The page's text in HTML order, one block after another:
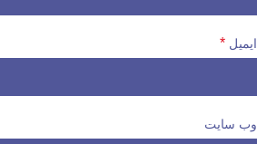
ایمیل *
وب‌ سایت